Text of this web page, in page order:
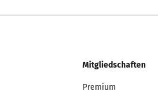
Mitgliedschaften
Premium